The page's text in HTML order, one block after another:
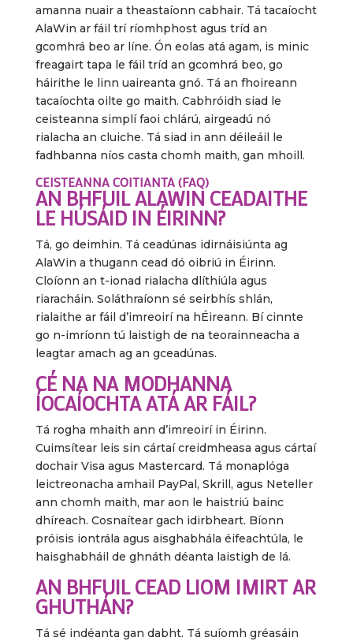
amanna nuair a theastaíonn cabhair. Tá tacaíocht
AlaWin ar fáil trí ríomhphost agus tríd an
gcomhrá beo ar líne. Ón eolas atá agam, is minic
freagairt tapa le fáil tríd an gcomhrá beo, go
háirithe le linn uaireanta gnó. Tá an fhoireann
tacaíochta oilte go maith. Cabhróidh siad le
ceisteanna simplí faoi chlárú, airgeadú nó
rialacha an cluiche. Tá siad in ann déileáil le
fadhbanna níos casta chomh maith, gan mhoill.
CEISTEANNA COITIANTA (FAQ)
AN BHFUIL ALAWIN CEADAITHE
LE HÚSÁID IN ÉIRINN?
Tá, go deimhin. Tá ceadúnas idirnáisiúnta ag
AlaWin a thugann cead dó oibriú in Éirinn.
Cloíonn an t-ionad rialacha dlíthiúla agus
riaracháin. Soláthraíonn sé seirbhís shlán,
rialaithe ar fáil d’imreoirí na hÉireann. Bí cinnte
go n-imríonn tú laistigh de na teorainneacha a
leagtar amach ag an gceadúnas.
CÉ NA NA MODHANNA
ÍOCAÍOCHTA ATÁ AR FÁIL?
Tá rogha mhaith ann d’imreoirí in Éirinn.
Cuimsítear leis sin cártaí creidmheasa agus cártaí
dochair Visa agus Mastercard. Tá monaplóga
leictreonacha amhail PayPal, Skrill, agus Neteller
ann chomh maith, mar aon le haistriú bainc
dhíreach. Cosnaítear gach idirbheart. Bíonn
próisis iontrála agus aisghabhála éifeachtúla, le
haisghabháil de ghnáth déanta laistigh de lá.
AN BHFUIL CEAD LIOM IMIRT AR
GHUTHÁN?
Tá sé indéanta gan dabht. Tá suíomh gréasáin